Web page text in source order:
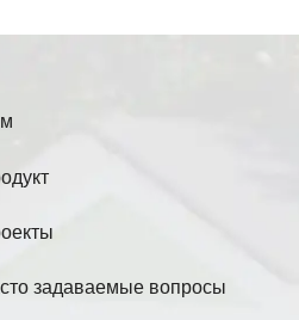
задаваемые вопросы